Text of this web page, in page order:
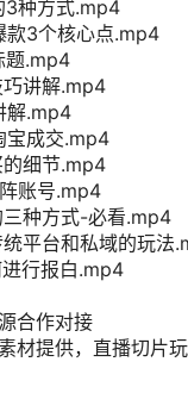
3种方式.mp4
款3个核心点.mp4
题.mp4
巧讲解.mp4
解.mp4
宝成交.mp4
的细节.mp4
账号.mp4
三种方式-必看.mp4
平台和私域的玩法
行报白.mp4
合作对接
材提供，直播切片